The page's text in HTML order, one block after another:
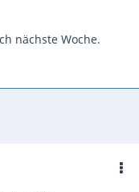
nächste Woche.